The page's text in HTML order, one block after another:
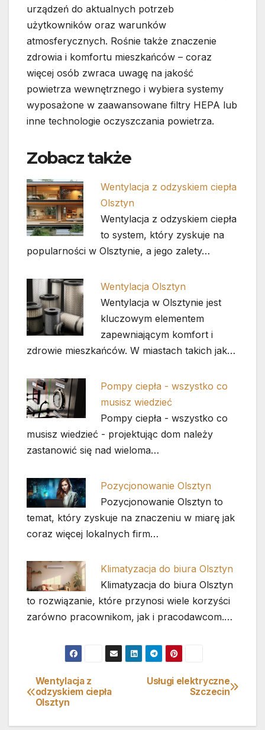
urządzeń do aktualnych potrzeb
użytkowników oraz warunków
atmosferycznych. Rośnie także znaczenie
zdrowia i komfortu mieszkańców – coraz
więcej osób zwraca uwagę na jakość
powietrza wewnętrznego i wybiera systemy
wyposażone w zaawansowane filtry HEPA lub
inne technologie oczyszczania powietrza.
Zobacz także
Wentylacja z odzyskiem ciepła
Olsztyn
Wentylacja z odzyskiem ciepła
to system, który zyskuje na
popularności w Olsztynie, a jego zalety…
Wentylacja Olsztyn
Wentylacja w Olsztynie jest
kluczowym elementem
zapewniającym komfort i
zdrowie mieszkańców. W miastach takich jak…
Pompy ciepła - wszystko co
musisz wiedzieć
Pompy ciepła - wszystko co
musisz wiedzieć - projektując dom należy
zastanowić się nad wieloma…
Pozycjonowanie Olsztyn
Pozycjonowanie Olsztyn to
temat, który zyskuje na znaczeniu w miarę jak
coraz więcej lokalnych firm…
Klimatyzacja do biura Olsztyn
Klimatyzacja do biura Olsztyn
to rozwiązanie, które przynosi wiele korzyści
zarówno pracownikom, jak i pracodawcom.…
Nawigacja
wpisu
Usługi elektryczne
Szczecin
Wentylacja z
odzyskiem ciepła
Olsztyn